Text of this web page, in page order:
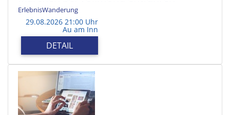
ErlebnisWanderung
29.08.2026 21:00 Uhr
Au am Inn
DETAIL